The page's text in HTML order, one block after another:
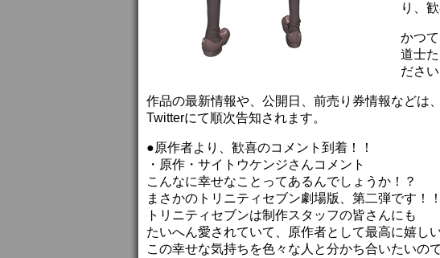
り、
かつ
道士
ださい
作品の最新情報や、公開日、前売り券情報などは
Twitterにて順次告知されます。
●原作者より、歓喜のコメント到着！！
・原作・サイトウケンジさんコメント
こんなに幸せなことってあるんでしょうか！？
まさかのトリニティセブン劇場版、第二弾です！！
トリニティセブンは制作スタッフの皆さんにも
たいへん愛されていて、原作者として最高に嬉しい
この幸せな気持ちを色々な人と分かち合いたいの